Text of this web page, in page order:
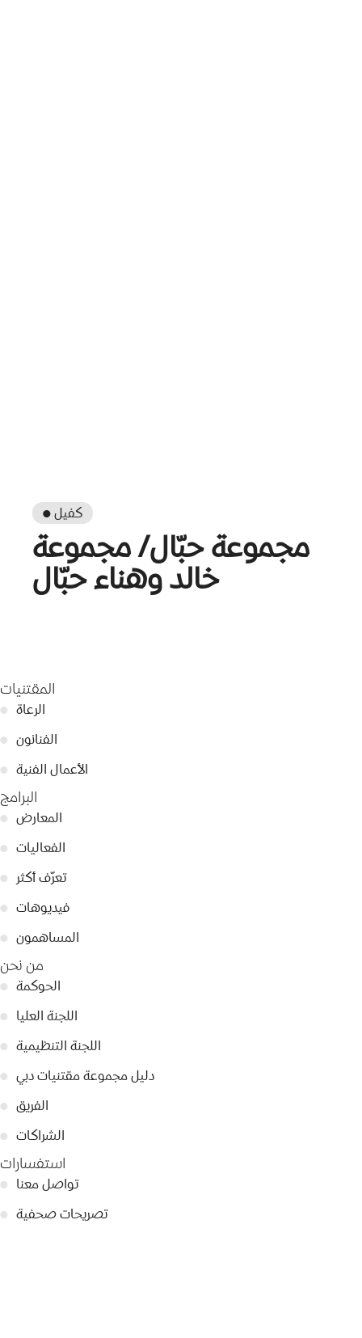
● كفيل
مجموعة حبّال/ مجموعة
خالد وهناء حبّال
المقتنيات
● الرعاة
● الفنانون
● الأعمال الفنية
البرامج
● المعارض
● الفعاليات
●
تعرّف أكثر
● فيديوهات
● المساهمون
من نحن
● الحوكمة
● اللجنة العليا
● اللجنة التنظيمية
● دليل مجموعة مقتنيات دبي
● الفريق
● الشراكات
استفسارات
● تواصل معنا
● تصريحات صحفية